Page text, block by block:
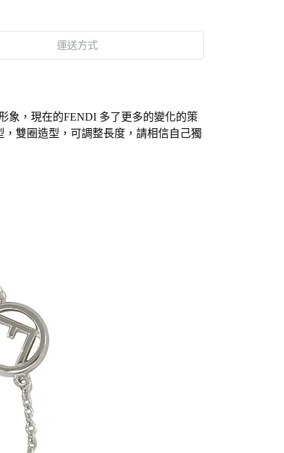
運送方式
象，現在的FENDI 多了更多的變化的策
雙圈造型，可調整長度， 請相信自己獨